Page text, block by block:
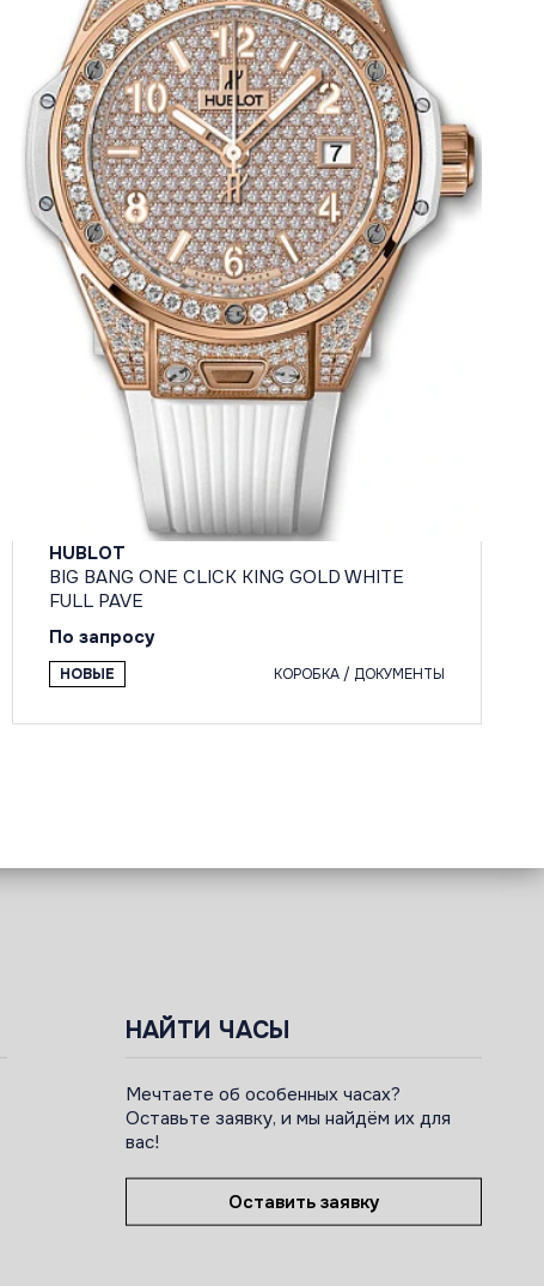
HUBLOT
BIG BANG ONE CLICK KING GOLD WHITE
FULL PAVE
По запросу
НОВЫЕ КОРОБКА / ДОКУМЕНТЫ
НАЙТИ ЧАСЫ
Мечтаете об особенных часах?
Оставьте заявку, и мы найдём их для
вас!
Оставить заявку